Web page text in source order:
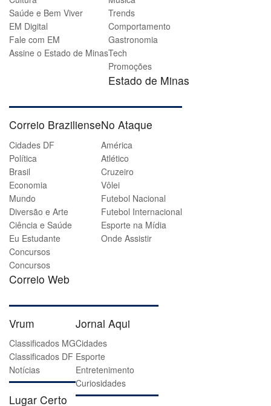
Saúde e Bem Viver
EM Digital
Fale com EM
Assine o Estado de Minas
Trends
Comportamento
Gastronomia
Tech
Promoções
Estado de Minas
Correio Braziliense
Cidades DF
Política
Brasil
Economia
Mundo
Diversão e Arte
Ciência e Saúde
Eu Estudante
Concursos
Concursos
Correio Web
No Ataque
América
Atlético
Cruzeiro
Vôlei
Futebol Nacional
Futebol Internacional
Esporte na Mídia
Onde Assistir
Vrum
Classificados MG
Classificados DF
Notícias
Lugar Certo
Jornal Aqui
Cidades
Esporte
Entretenimento
Curiosidades